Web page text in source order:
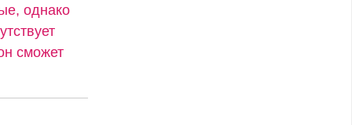
однако
сможет